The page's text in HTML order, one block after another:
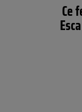
Ce